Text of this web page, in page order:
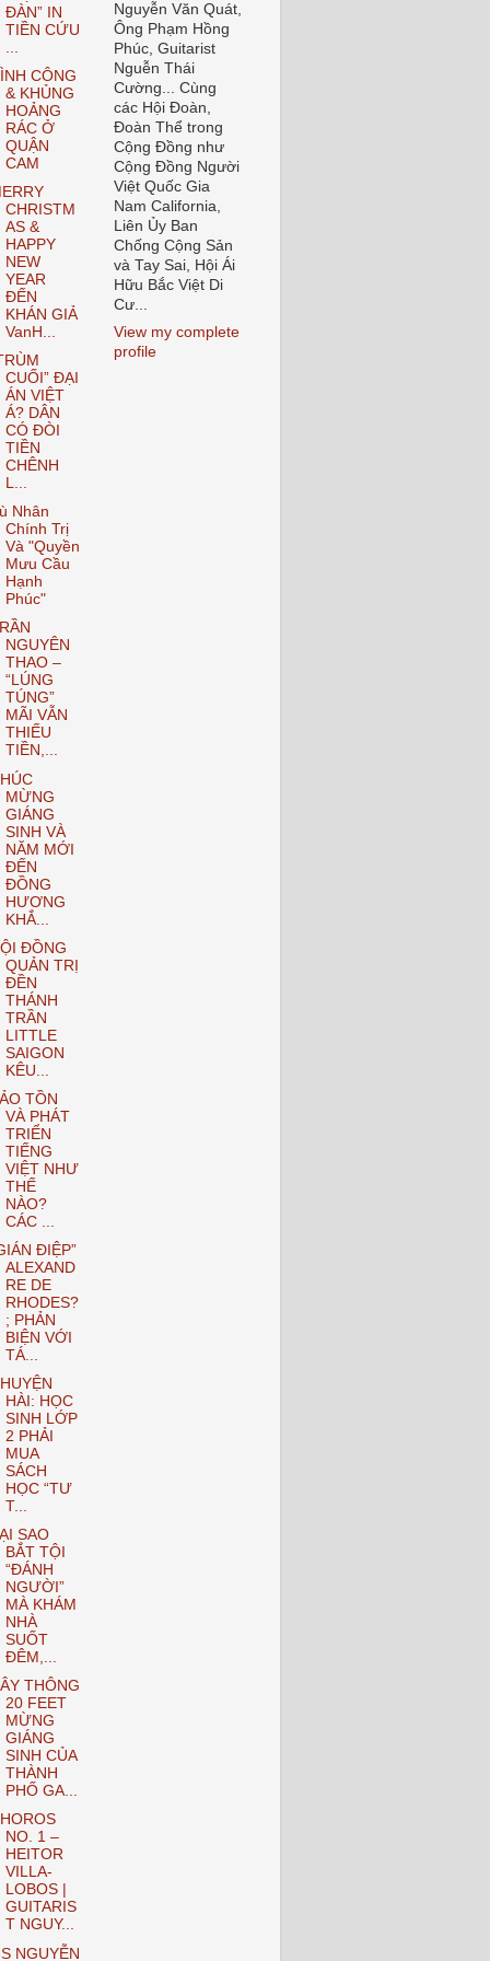
ĐÀN” IN
TIỀN CỨU
CÔNG
& KHỦNG
HOẢNG
RÁC Ở
QUẬN
CAM
CHRISTM
AS &
HAPPY
NEW
YEAR
ĐẾN
KHÁN GIẢ
VanH...
CUỐI” ĐẠI
ÁN VIỆT
Á? DÂN
CÓ ĐÒI
TIỀN
CHÊNH
L...
Nhân
Chính Trị
Và "Quyền
Mưu Cầu
Hạnh
Phúc"
NGUYÊN
THAO –
“LÚNG
TÚNG”
MÃI VẪN
THIẾU
TIỀN,...
MỪNG
GIÁNG
SINH VÀ
NĂM MỚI
ĐẾN
ĐỒNG
HƯƠNG
KHẮ...
ĐỒNG
QUẢN TRỊ
ĐỀN
THÁNH
TRẦN
LITTLE
SAIGON
KÊU...
TỒN
VÀ PHÁT
TRIỂN
TIẾNG
VIỆT NHƯ
THẾ
NÀO?
CÁC ...
ĐIỆP”
ALEXAND
RE DE
RHODES?
; PHẢN
BIỆN VỚI
TÁ...
HÀI: HỌC
SINH LỚP
2 PHẢI
MUA
SÁCH
HỌC “TƯ
T...
SAO
BẮT TỘI
“ĐÁNH
NGƯỜI”
MÀ KHÁM
NHÀ
SUỐT
ĐÊM,...
THÔNG
20 FEET
MỪNG
GIÁNG
SINH CỦA
THÀNH
PHỐ GA...
NO. 1 –
HEITOR
VILLA-
LOBOS |
GUITARIS
T NGUY...
NGUYỄN
Nguyễn Văn Quát,
Ông Phạm Hồng
Phúc, Guitarist
Nguễn Thái
Cường... Cùng
các Hội Đoàn,
Đoàn Thể trong
Cộng Đồng như
Cộng Đồng Người
Việt Quốc Gia
Nam California,
Liên Ủy Ban
Chống Cộng Sản
và Tay Sai, Hội Ái
Hữu Bắc Việt Di
Cư...
View my complete
profile